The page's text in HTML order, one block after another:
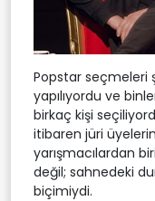
Popstar seçmeleri
yapılıyordu ve
birkaç kişi
itibaren jüri
yarışmacılardan
değil; sahnedeki
biçimiydi.